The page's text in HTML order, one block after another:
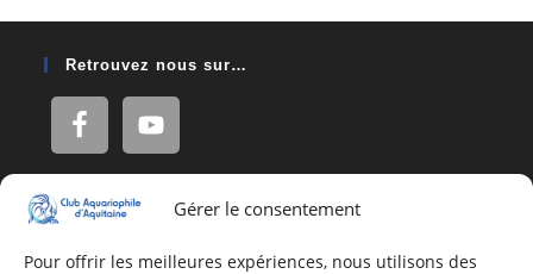
Gérer le consentement
Pour offrir les meilleures expériences, nous utilisons des
Retrouvez nous sur…
Adresse
16, Rue Léon Blum